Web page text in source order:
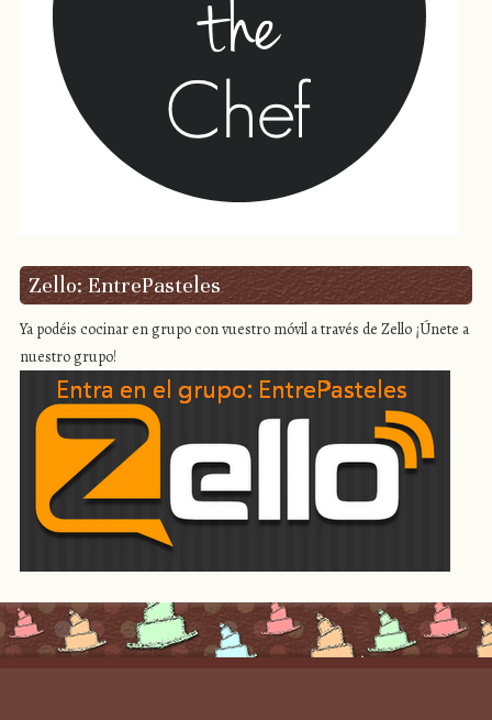
Zello: EntrePasteles
Ya podéis cocinar en grupo con vuestro móvil a través de Zello ¡Únete a
nuestro grupo!